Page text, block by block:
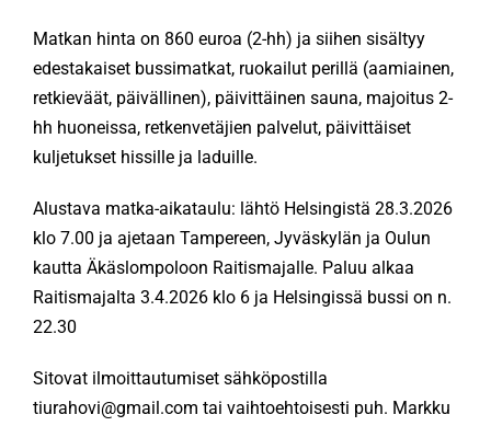
ENG
SVE
Matkan hinta on 860 euroa (2-hh) ja siihen sisältyy
edestakaiset bussimatkat, ruokailut perillä (aamiainen,
retkieväät, päivällinen), päivittäinen sauna, majoitus 2-
hh huoneissa, retkenvetäjien palvelut, päivittäiset
kuljetukset hissille ja laduille.
Alustava matka-aikataulu: lähtö Helsingistä 28.3.2026
klo 7.00 ja ajetaan Tampereen, Jyväskylän ja Oulun
kautta Äkäslompoloon Raitismajalle. Paluu alkaa
Raitismajalta 3.4.2026 klo 6 ja Helsingissä bussi on n.
22.30
Sitovat ilmoittautumiset sähköpostilla
tiurahovi@gmail.com tai vaihtoehtoisesti puh. Markku